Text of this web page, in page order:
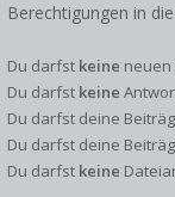
Berechtigungen in
Du darfst keine neuen
Du darfst keine
Du darfst deine
Du darfst deine
Du darfst keine